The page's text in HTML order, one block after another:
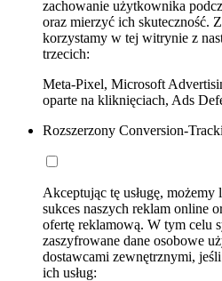
zachowanie użytkownika
oraz mierzyć ich skuteczność.
korzystamy w tej witrynie z
trzecich:
Meta-Pixel, Microsoft
oparte na kliknięciach, Ads
Rozszerzony Conversion-
Akceptując tę usługę,
sukces naszych reklam online
ofertę reklamową. W tym celu
zaszyfrowane dane osobowe
dostawcami zewnętrznymi,
ich usług: